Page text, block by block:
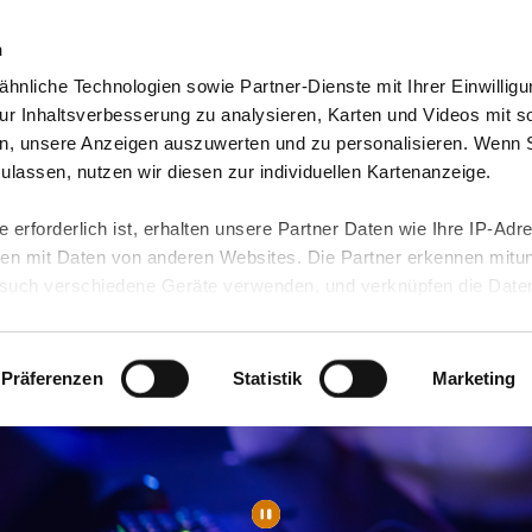
Technologien sowie Partner-Dienste mit Ihrer
Inhaltsverbesserung zu analysieren, Karten und Videos mit
unsere Anzeigen auszuwerten und zu personalisieren. Wenn
nutzen wir diesen zur individuellen Kartenanzeige.
erforderlich ist, erhalten unsere Partner Daten wie Ihre IP-
mit Daten von anderen Websites. Die Partner erkennen
verschiedene Geräte verwenden, und verknüpfen die Daten
Daten führen kann.
unserenDatenschutzhinweisenund in unsererCookie-
Funktionen für diese Zwecke aktiviert sind, müssen Sie
können mittels nachfolgender Buttons über Ihre Einwilligung für
erteilte Einwilligung stets für die Zukunft widerrufen. Bitte
Präferenzen Statistik Marketing
& Angebote Presse & Themen Jobs & Karriere